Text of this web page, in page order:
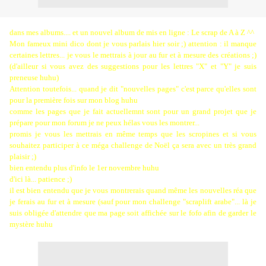
dans mes albums.... et un nouvel album de mis en ligne : Le scrap de A à Z ^^
Mon fameux mini dico dont je vous parlais hier soir ;) attention : il manque
certaines lettres... je vous le mettrais à jour au fur et à mesure des créations ;)
(d'ailleur si vous avez des suggestions pour les lettres "X" et "Y" je suis
preneuse huhu)
Attention toutefois... quand je dit "nouvelles pages" c'est parce qu'elles sont
pour la première fois sur mon blog huhu
comme les pages que je fait actuellemnt sont pour un grand projet que je
prépare pour mon forum je ne peux hélas vous les montrer...
promis je vous les mettrais en même temps que les scropines et si vous
souhaitez participer à ce méga challenge de Noël ça sera avec un très grand
plaisir ;)
bien entendu plus d'info le 1er novembre huhu
d'ici là... patience ;)
il est bien entendu que je vous montrerais quand même les nouvelles réa que
je ferais au fur et à mesure (sauf pour mon challenge "scraplift arabe"... là je
suis obligée d'attendre que ma page soit affichée sur le fofo afin de garder le
mystère huhu